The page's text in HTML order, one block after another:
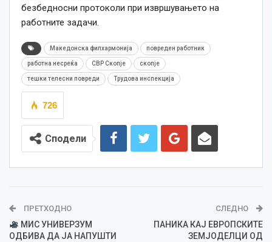
безбедносни протоколи при извршувањето на
работните задачи.
Македонска филхармонија повреден работник
работна несреќа СВР Скопје скопје
тешки телесни повреди Трудова инспекција
726
Сподели
ПРЕТХОДНО
МИС УНИВЕРЗУМ
ОДБИВА ДА ЈА НАПУШТИ
СЛЕДНО
ПАНИКА КАЈ ЕВРОПСКИТЕ
ЗЕМЈОДЕЛЦИ ОД